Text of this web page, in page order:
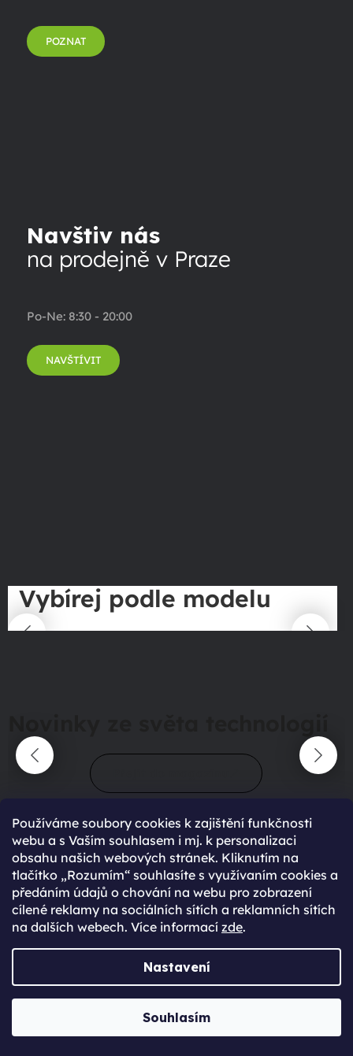
Používáme soubory cookies k zajištění funkčnosti
webu a s Vaším souhlasem i mj. k personalizaci
obsahu našich webových stránek. Kliknutím na
tlačítko „Rozumím“ souhlasíte s využívaním cookies a
předáním údajů o chování na webu pro zobrazení
cílené reklamy na sociálních sítích a reklamních sítích
na dalších webech. Více informací zde.
Nastavení
Souhlasím
POZNAT
Navštiv nás
na prodejně v Praze
Po-Ne: 8:30 - 20:00
NAVŠTÍVIT
Vybírej podle modelu
90 % spokojení zákazníci
maximální spokojenost